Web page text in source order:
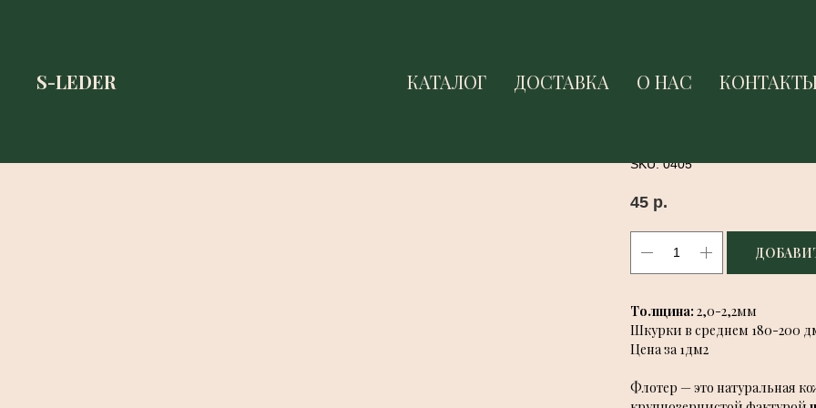
S-LEDER КАТАЛОГ ДОСТАВКА О НАС
SKU:0405
45 р.
Толщина: 2,0-2,2мм
Шкурки в среднем 180-200
Цена за 1дм2
Флотер — это натуральная
S-LEDER КАТАЛОГ ДОСТАВКА О НАС